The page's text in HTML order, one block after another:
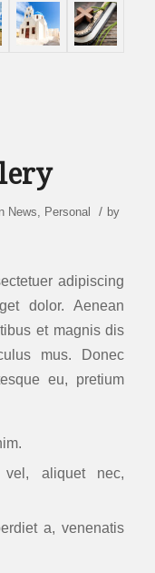
News Personal / by
adipiscing
dolor. Aenean
et magnis dis
mus. Donec
eu, pretium
aliquet nec,
a, venenatis